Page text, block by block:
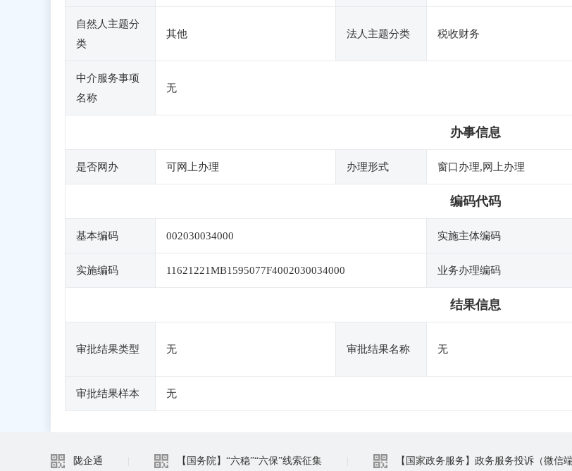
自然人主题分
类
其他 法人主题分类 税收财务
中介服务事项
名称
无
办事信息
是否网办 可网上办理 办理形式 窗口办理,网上办理
编码代码
基本编码 002030034000 实施主体编码
实施编码 11621221MB1595077F4002030034000 业务办理编码
结果信息
审批结果类型 无 审批结果名称 无
审批结果样本 无
陇企通 【国务院】“六稳”“六保”线索征集 【国家政务服务】政务服务投诉（微信端